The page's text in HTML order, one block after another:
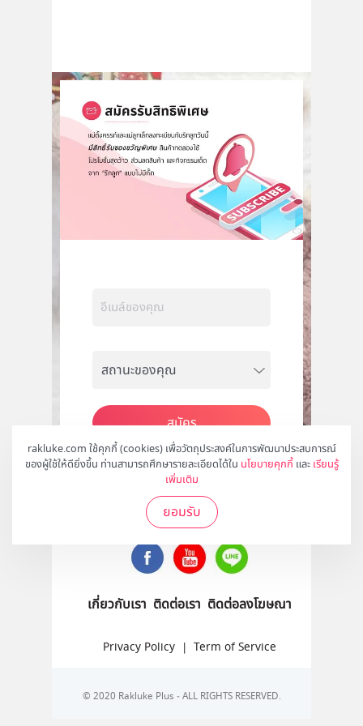
rakluke.com ใช้คุกกี้ (cookies) เพื่อวัตถุประสงค์ในการพัฒนาประสบการณ์
ของผู้ใช้ให้ดียิ่งขึ้น ท่านสามารถศึกษารายละเอียดได้ใน นโยบายคุกกี้ และ เรียนรู้
เพิ่มเติม
ยอมรับ
สมัคร
ติดตามเราได้ที่
เกี่ยวกับเรา ติดต่อเรา ติดต่อลงโฆษณา
Privacy Policy | Term of Service
© 2020 Rakluke Plus - ALL RIGHTS RESERVED.